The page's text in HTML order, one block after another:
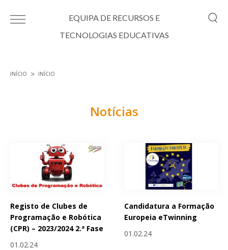
EQUIPA DE RECURSOS E
TECNOLOGIAS EDUCATIVAS
INÍCIO INÍCIO
Notícias
Registo de Clubes de
Programação e Robótica
(CPR) – 2023/2024 2.ª Fase
01.02.24
Candidatura a Formação
Europeia eTwinning
01.02.24
Páginas